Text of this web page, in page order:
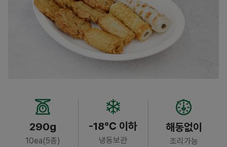
290g
10ea(5종)
-18℃ 이하
냉동보관
해동없이
조리가능